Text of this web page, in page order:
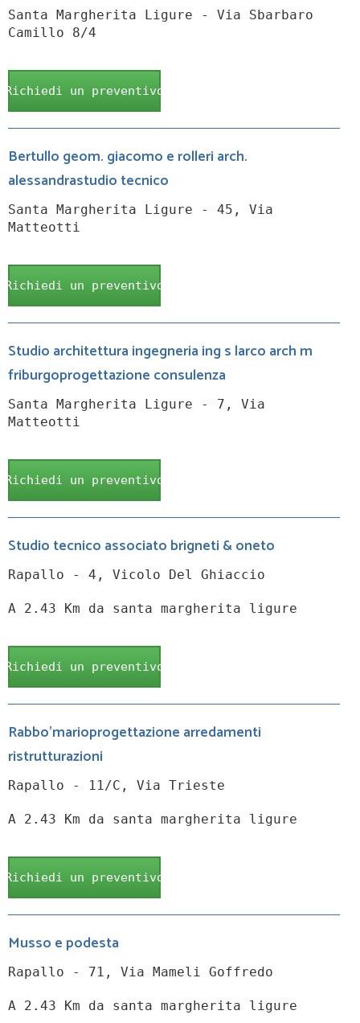
Santa Margherita Ligure - Via Sbarbaro
Camillo 8/4
Richiedi un preventivo
Bertullo geom. giacomo e rolleri arch.
alessandrastudio tecnico
Santa Margherita Ligure - 45, Via
Matteotti
Richiedi un preventivo
Studio architettura ingegneria ing s larco arch m
friburgoprogettazione consulenza
Santa Margherita Ligure - 7, Via
Matteotti
Richiedi un preventivo
Studio tecnico associato brigneti & oneto
Rapallo - 4, Vicolo Del Ghiaccio
A 2.43 Km da santa margherita ligure
Richiedi un preventivo
Rabbo'marioprogettazione arredamenti
ristrutturazioni
Rapallo - 11/C, Via Trieste
A 2.43 Km da santa margherita ligure
Richiedi un preventivo
Musso e podesta
Rapallo - 71, Via Mameli Goffredo
A 2.43 Km da santa margherita ligure